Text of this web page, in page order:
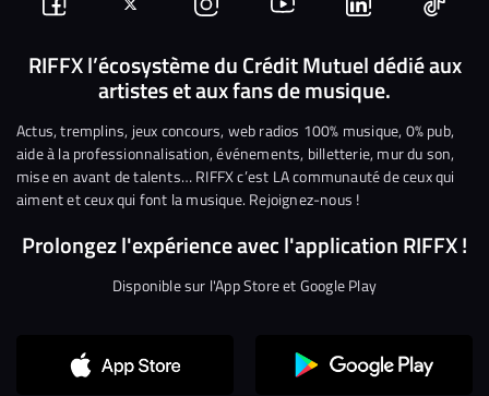
Suivez-
nous
Facebook
Suivez-
nous
sur
Twitter
Nous
rejoindre
sur
Instagram
Nous
rejoindre
sur
YouTube
Nous
rejoindre
sur
Linkedin
Nous
RIFFX l’écosystème du Crédit Mutuel dédié aux
artistes et aux fans de musique.
Actus, tremplins, jeux concours, web radios 100% musique, 0% pub,
aide à la professionnalisation, événements, billetterie, mur du son,
mise en avant de talents… RIFFX c’est LA communauté de ceux qui
aiment et ceux qui font la musique. Rejoignez-nous !
Prolongez l'expérience avec l'application RIFFX !
Disponible sur l'App Store et Google Play